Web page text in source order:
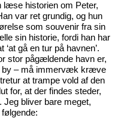
læse historien om Peter,
var ret grundig, og hun
som souvenir fra sin
sin historie, fordi han har
gå en tur på havnen’.
stor pågældende havn er,
by – må immervæk kræve
at trampe vold af den
for, at der findes steder,
bliver bare meget,